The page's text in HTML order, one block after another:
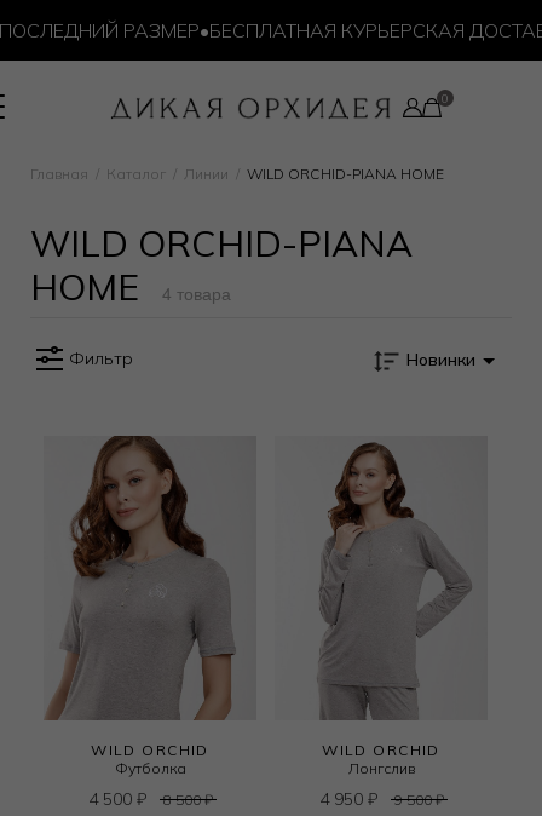
РАЗМЕР•БЕСПЛАТНАЯ КУРЬЕРСКАЯ
Главная Каталог Линии WILD ORCHID-PIANA HOME
WILD ORCHID-PIANA
HOME
4 товара
Фильтр Новинки
WILD ORCHID
Футболка
4 500 ₽ 8 500₽
WILD ORCHID
Лонгслив
4 950 ₽ 9 500₽